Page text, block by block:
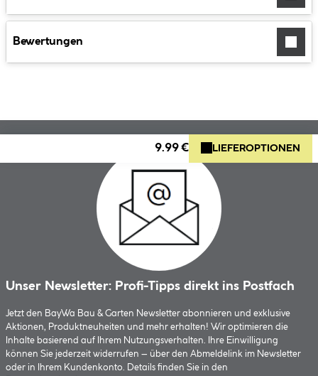
Bewertungen
9.99 € LIEFEROPTIONEN
Unser Newsletter: Profi-Tipps direkt ins Postfach
Jetzt den BayWa Bau & Garten Newsletter abonnieren und exklusive
Aktionen, Produktneuheiten und mehr erhalten! Wir optimieren die
Inhalte basierend auf Ihrem Nutzungsverhalten. Ihre Einwilligung
können Sie jederzeit widerrufen – über den Abmeldelink im Newsletter
oder in Ihrem Kundenkonto. Details finden Sie in den